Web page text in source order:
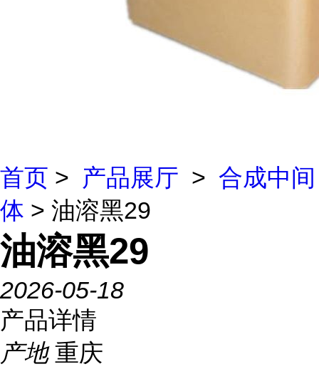
首页 > 产品展厅 > 合成中间
体 > 油溶黑29
油溶黑29
2026-05-18
产品详情
产地 重庆